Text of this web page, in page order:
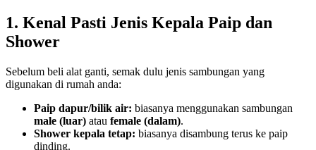
1. Kenal Pasti Jenis Kepala Paip dan
Shower
Sebelum beli alat ganti, semak dulu jenis sambungan yang
digunakan di rumah anda:
Paip dapur/bilik air: biasanya menggunakan sambungan
male (luar) atau female (dalam).
Shower kepala tetap: biasanya disambung terus ke paip
dinding.